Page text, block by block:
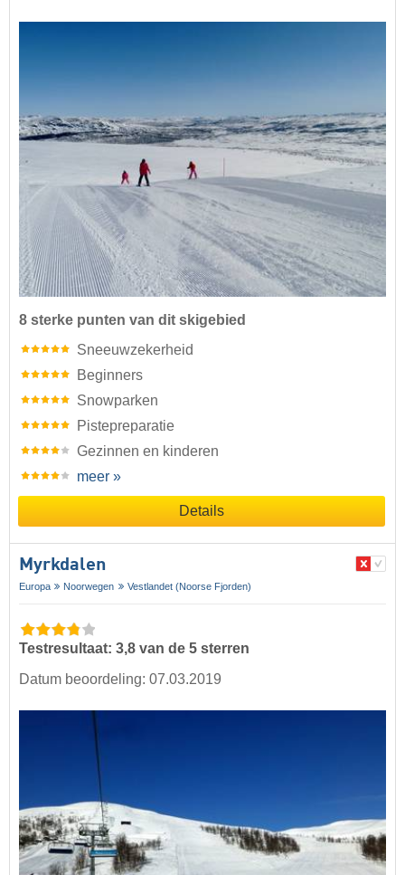
8 sterke punten van dit skigebied
Sneeuwzekerheid
Beginners
Snowparken
Pistepreparatie
Gezinnen en kinderen
meer »
Details
Myrkdalen
Europa Noorwegen Vestlandet (Noorse Fjorden)
Testresultaat: 3,8 van de 5 sterren
Datum beoordeling: 07.03.2019